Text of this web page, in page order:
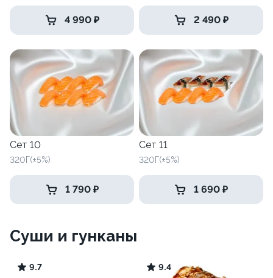
4 990 ₽ 2 490 ₽
Сет 10
320Г(±5%)
1 790 ₽
Сет 11
320Г(±5%)
1 690 ₽
Суши и гунканы
9.7 9.4